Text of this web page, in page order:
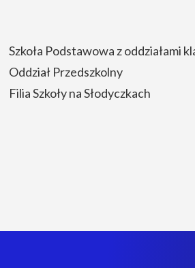
Szkoła Podstawowa z oddziałami
Oddział Przedszkolny
Filia Szkoły na Słodyczkach